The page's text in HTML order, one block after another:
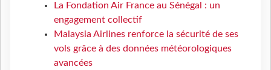
La Fondation Air France au Sénégal : un
engagement collectif
Malaysia Airlines renforce la sécurité de ses
vols grâce à des données météorologiques
avancées